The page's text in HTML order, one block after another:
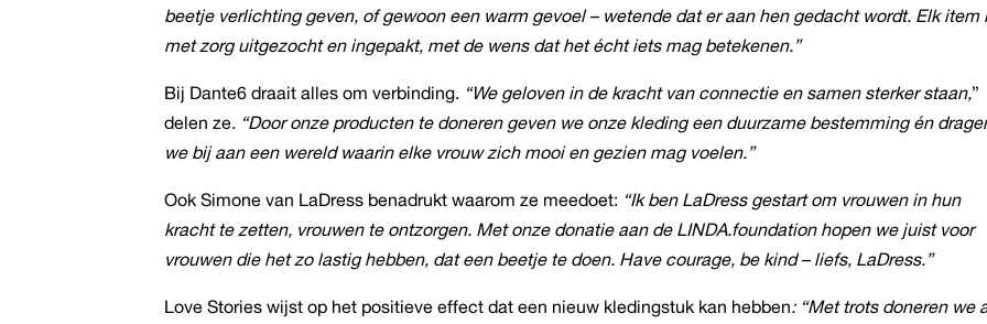
beetje verlichting geven, of gewoon een warm gevoel – wetende dat er aan hen gedacht wordt. Elk item
met zorg uitgezocht en ingepakt, met de wens dat het écht iets mag betekenen.”
Bij Dante6 draait alles om verbinding. “We geloven in de kracht van connectie en samen sterker staan,”
delen ze. “Door onze producten te doneren geven we onze kleding een duurzame bestemming én
we bij aan een wereld waarin elke vrouw zich mooi en gezien mag voelen.”
Ook Simone van LaDress benadrukt waarom ze meedoet: “Ik ben LaDress gestart om vrouwen in hun
kracht te zetten, vrouwen te ontzorgen. Met onze donatie aan de LINDA.foundation hopen we juist voor
vrouwen die het zo lastig hebben, dat een beetje te doen. Have courage, be kind – liefs, LaDress.”
Love Stories wijst op het positieve effect dat een nieuw kledingstuk kan hebben: “Met trots doneren we